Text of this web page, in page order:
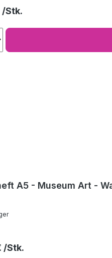
Preis:
A5 - Museum Art -
Preis: